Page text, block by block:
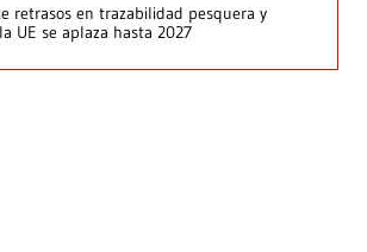
retrasos en trazabilidad pesquera y
UE se aplaza hasta 2027